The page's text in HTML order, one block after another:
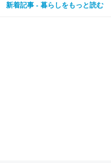
新着記事 - 暮らしをもっと読む